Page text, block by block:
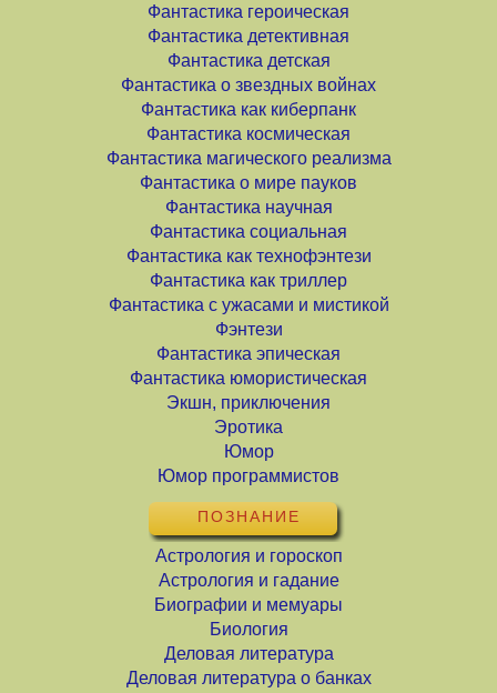
Фантастика героическая
Фантастика детективная
Фантастика детская
Фантастика о звездных войнах
Фантастика как киберпанк
Фантастика космическая
Фантастика магического реализма
Фантастика о мире пауков
Фантастика научная
Фантастика социальная
Фантастика как технофэнтези
Фантастика как триллер
Фантастика с ужасами и мистикой
Фэнтези
Фантастика эпическая
Фантастика юмористическая
Экшн, приключения
Эротика
Юмор
Юмор программистов
ПОЗНАНИЕ
Астрология и гороскоп
Астрология и гадание
Биографии и мемуары
Биология
Деловая литература
Деловая литература о банках